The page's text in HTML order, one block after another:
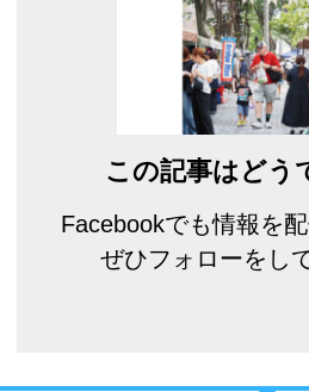
この記事はどう
Facebookでも情報を配
ぜひフォローをし